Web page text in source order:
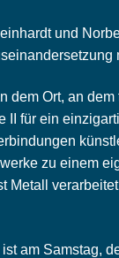
und
dem Ort, an
für ein
zu einem
Metall
am Samstag,